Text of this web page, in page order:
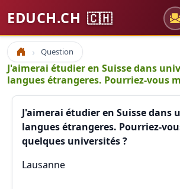
EDUCH.CH 🇨🇭
Accueil Question
J'aimerai étudier en Suisse dans
langues étrangeres. Pourriez-vous
J'aimerai étudier en Suisse dans
langues étrangeres. Pourriez-
quelques universités ?
Lausanne